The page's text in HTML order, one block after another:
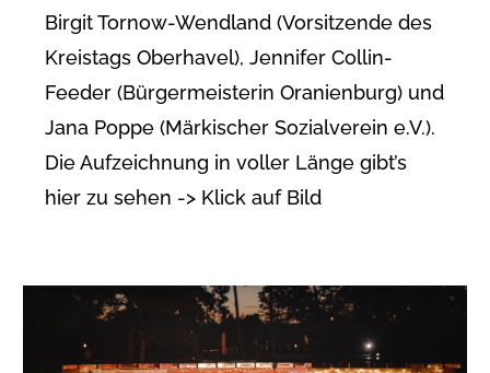
Birgit Tornow-Wendland (Vorsitzende des
Kreistags Oberhavel), Jennifer Collin-
Feeder (Bürgermeisterin Oranienburg) und
Jana Poppe (Märkischer Sozialverein e.V.).
Die Aufzeichnung in voller Länge gibt’s
hier zu sehen -> Klick auf Bild